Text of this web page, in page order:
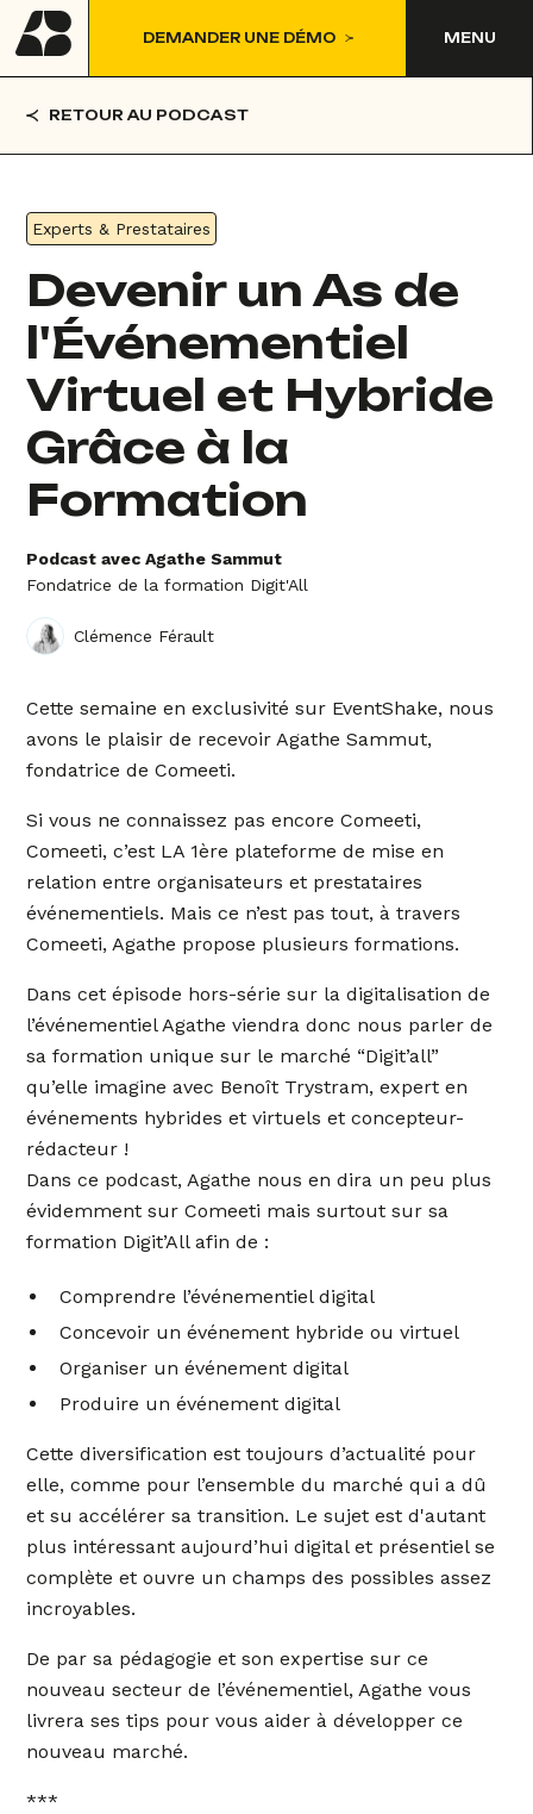
DEMANDER UNE DÉMO MENU
RETOUR AU PODCAST
Experts & Prestataires
Devenir un As de
l'Événementiel
Virtuel et Hybride
Grâce à la
Formation
Podcast avec Agathe Sammut
Fondatrice de la formation Digit'All
Clémence Férault
Cette semaine en exclusivité sur EventShake, nous
avons le plaisir de recevoir Agathe Sammut,
fondatrice de Comeeti.
Si vous ne connaissez pas encore Comeeti,
Comeeti, c’est LA 1ère plateforme de mise en
relation entre organisateurs et prestataires
événementiels. Mais ce n’est pas tout, à travers
Comeeti, Agathe propose plusieurs formations.
Dans cet épisode hors-série sur la digitalisation de
l’événementiel Agathe viendra donc nous parler de
sa formation unique sur le marché “Digit’all”
qu’elle imagine avec Benoît Trystram, expert en
événements hybrides et virtuels et concepteur-
rédacteur !
Dans ce podcast, Agathe nous en dira un peu plus
évidemment sur Comeeti mais surtout sur sa
formation Digit’All afin de :
Comprendre l’événementiel digital
Concevoir un événement hybride ou virtuel
Organiser un événement digital
Produire un événement digital
Cette diversification est toujours d’actualité pour
elle, comme pour l’ensemble du marché qui a dû
et su accélérer sa transition. Le sujet est d'autant
plus intéressant aujourd’hui digital et présentiel se
complète et ouvre un champs des possibles assez
incroyables.
De par sa pédagogie et son expertise sur ce
nouveau secteur de l’événementiel, Agathe vous
livrera ses tips pour vous aider à développer ce
nouveau marché.
***